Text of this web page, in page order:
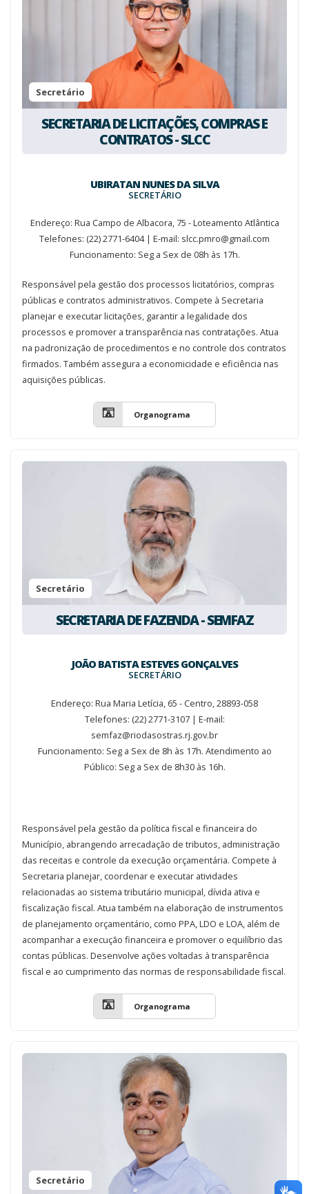
Secretário
SECRETARIA DE LICITAÇÕES, COMPRAS E
CONTRATOS - SLCC
UBIRATAN NUNES DA SILVA
SECRETÁRIO
Endereço: Rua Campo de Albacora, 75 - Loteamento Atlântica
Telefones: (22) 2771-6404 | E-mail: slcc.pmro@gmail.com
Funcionamento: Seg a Sex de 08h às 17h.
Responsável pela gestão dos processos licitatórios, compras
públicas e contratos administrativos. Compete à Secretaria
planejar e executar licitações, garantir a legalidade dos
processos e promover a transparência nas contratações. Atua
na padronização de procedimentos e no controle dos contratos
firmados. Também assegura a economicidade e eficiência nas
aquisições públicas.
Organograma
Secretário
SECRETARIA DE FAZENDA - SEMFAZ
JOÃO BATISTA ESTEVES GONÇALVES
SECRETÁRIO
Endereço: Rua Maria Letícia, 65 - Centro, 28893-058
Telefones: (22) 2771-3107 | E-mail:
semfaz@riodasostras.rj.gov.br
Funcionamento: Seg a Sex de 8h às 17h. Atendimento ao
Público: Seg a Sex de 8h30 às 16h.
Responsável pela gestão da política fiscal e financeira do
Município, abrangendo arrecadação de tributos, administração
das receitas e controle da execução orçamentária. Compete à
Secretaria planejar, coordenar e executar atividades
relacionadas ao sistema tributário municipal, dívida ativa e
fiscalização fiscal. Atua também na elaboração de instrumentos
de planejamento orçamentário, como PPA, LDO e LOA, além de
acompanhar a execução financeira e promover o equilíbrio das
contas públicas. Desenvolve ações voltadas à transparência
fiscal e ao cumprimento das normas de responsabilidade fiscal.
Organograma
Secretário